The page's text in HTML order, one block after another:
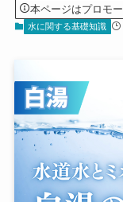
本ページはプロモ
水に関する基礎知識